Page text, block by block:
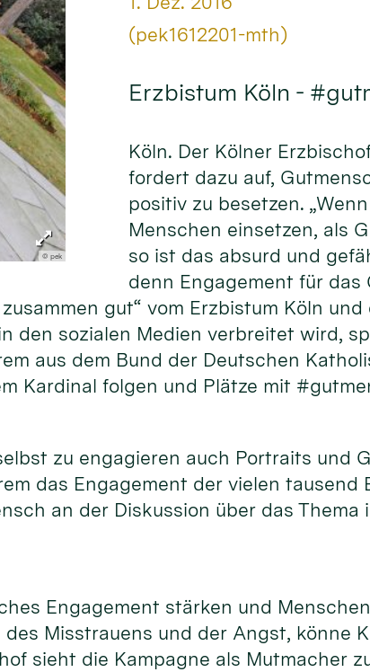
© pek
Von:
(pek1612201-mth)
Erzbistum Köln -
Köln. Der Kölner
fordert dazu auf,
positiv zu besetzen.
Menschen einsetzen, als
so ist das absurd und
denn Engagement für das
gut“ vom Erzbistum Köln
den sozialen Medien verbreitet wird,
aus dem Bund der Deutschen
Kardinal folgen und Plätze mit
zu engagieren auch Portraits und
das Engagement der vielen tausend
an der Diskussion über das Thema
Engagement stärken und
Misstrauens und der Angst, könne
sieht die Kampagne als Mutmacher